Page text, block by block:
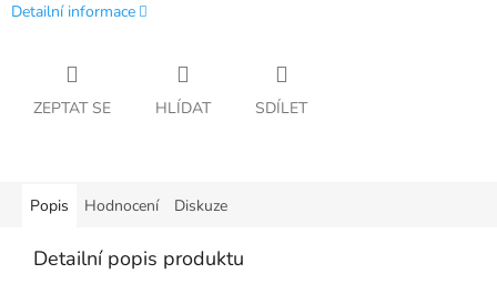
Detailní informace
ZEPTAT SE HLÍDAT SDÍLET
Popis Hodnocení Diskuze
Detailní popis produktu